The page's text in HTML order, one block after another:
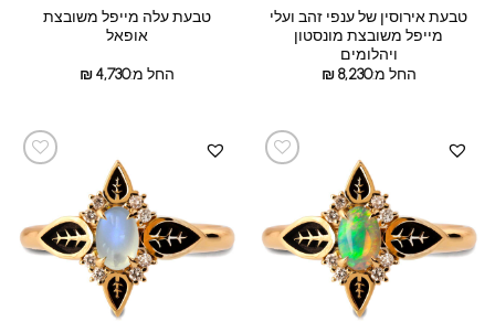
טבעת אירוסין של ענפי זהב ועלי
מייפל משובצת מונסטון
ויהלומים
החל מ:
₪8,230
טבעת עלה מייפל משובצת
אופאל
החל מ: ₪4,730